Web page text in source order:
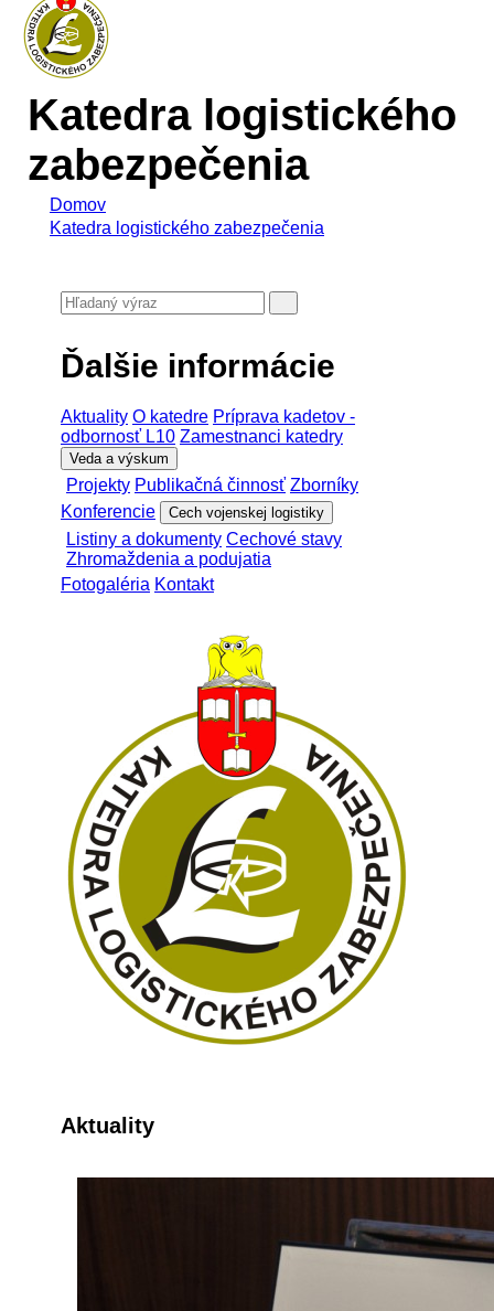
Katedra logistického
zabezpečenia
Domov
Katedra logistického zabezpečenia
Ďalšie informácie
Aktuality O katedre Príprava kadetov -
odbornosť L10 Zamestnanci katedry
Veda a výskum
Projekty Publikačná činnosť Zborníky
Konferencie
Cech vojenskej logistiky
Listiny a dokumenty Cechové stavy
Zhromaždenia a podujatia
Fotogaléria Kontakt
Aktuality